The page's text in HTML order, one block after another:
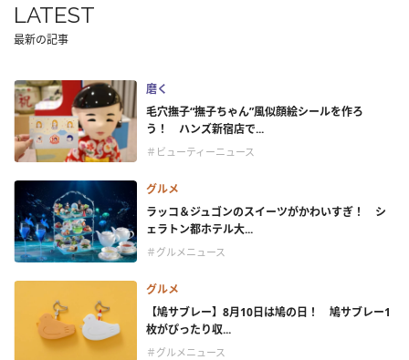
LATEST
最新の記事
磨く
毛穴撫子“撫子ちゃん”風似顔絵シールを作ろ
う！ ハンズ新宿店で...
＃ビューティーニュース
グルメ
ラッコ＆ジュゴンのスイーツがかわいすぎ！ シ
ェラトン都ホテル大...
＃グルメニュース
グルメ
【鳩サブレー】8月10日は鳩の日！ 鳩サブレー1
枚がぴったり収...
＃グルメニュース